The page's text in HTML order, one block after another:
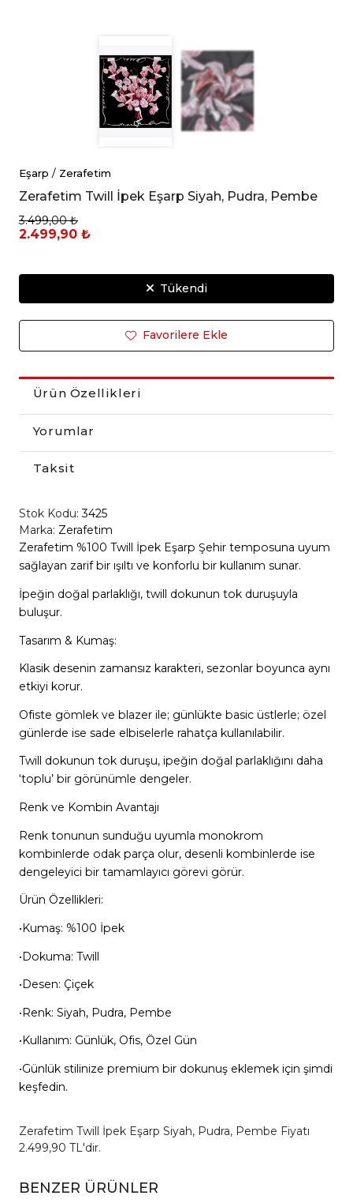
Eşarp / Zerafetim
Zerafetim Twill İpek Eşarp Siyah, Pudra, Pembe
3.499,00 ₺
2.499,90 ₺
Tükendi
Favorilere Ekle
Ürün Özellikleri
Yorumlar
Taksit
Stok Kodu:3425
Marka: Zerafetim
Zerafetim %100 Twill İpek Eşarp Şehir temposuna uyum
sağlayan zarif bir ışıltı ve konforlu bir kullanım sunar.
İpeğin doğal parlaklığı, twill dokunun tok duruşuyla
buluşur.
Tasarım & Kumaş:
Klasik desenin zamansız karakteri, sezonlar boyunca aynı
etkiyi korur.
Ofiste gömlek ve blazer ile; günlükte basic üstlerle; özel
günlerde ise sade elbiselerle rahatça kullanılabilir.
Twill dokunun tok duruşu, ipeğin doğal parlaklığını daha
‘toplu’ bir görünümle dengeler.
Renk ve Kombin Avantajı
Renk tonunun sunduğu uyumla monokrom
kombinlerde odak parça olur, desenli kombinlerde ise
dengeleyici bir tamamlayıcı görevi görür.
Ürün Özellikleri:
•Kumaş: %100 İpek
•Dokuma: Twill
•Desen: Çiçek
•Renk: Siyah, Pudra, Pembe
•Kullanım: Günlük, Ofis, Özel Gün
•Günlük stilinize premium bir dokunuş eklemek için şimdi
keşfedin.
Zerafetim Twill İpek Eşarp Siyah, Pudra, Pembe Fiyatı
2.499,90 TL'dir.
BENZER ÜRÜNLER